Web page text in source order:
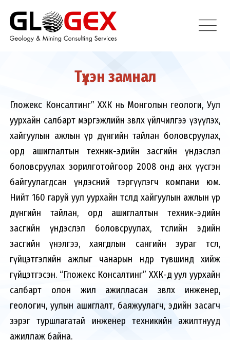
Түүхэн замнал
Гложекс Консалтинг” ХХК нь Монголын геологи, Уул
уурхайн салбарт мэргэжлийн зөвлөх үйлчилгээ үзүүлэх,
хайгуулын ажлын үр дүнгийн тайлан боловсруулах,
орд ашиглалтын техник-эдийн засгийн үндэслэл
боловсруулах зорилготойгоор 2008 онд анх үүсгэн
байгуулагдсан үндэсний тэргүүлэгч компани юм.
Нийт 160 гаруй уул уурхайн төсөлд хайгуулын ажлын үр
дүнгийн тайлан, орд ашиглалтын техник-эдийн
засгийн үндэслэл боловсруулах, төслийн эдийн
засгийн үнэлгээ, хаягдлын сангийн зураг төсөл,
гүйцэтгэлийн ажлыг чанарын өндөр түвшинд хийж
гүйцэтгэсэн. “Гложекс Консалтинг” ХХК-д уул уурхайн
салбарт олон жил ажилласан зөвлөх инженер,
геологич, уулын ашиглалт, баяжуулагч, эдийн засагч
зэрэг туршлагатай инженер техникийн ажилтнууд
ажиллаж байна.